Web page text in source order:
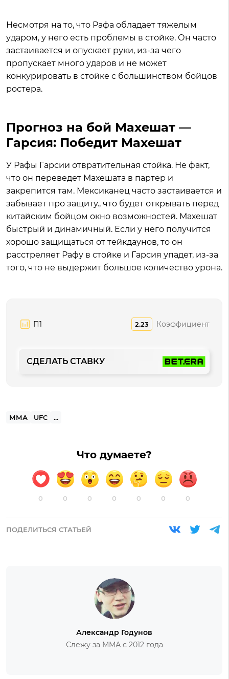
Несмотря на то, что Рафа обладает тяжелым
ударом, у него есть проблемы в стойке. Он часто
застаивается и опускает руки, из-за чего
пропускает много ударов и не может
конкурировать в стойке с большинством бойцов
ростера.
Прогноз на бой Махешат —
Гарсия: Победит Махешат
У Рафы Гарсии отвратительная стойка. Не факт,
что он переведет Махешата в партер и
закрепится там. Мексиканец часто застаивается и
забывает про защиту., что будет открывать перед
китайским бойцом окно возможностей. Махешат
быстрый и динамичный. Если у него получится
хорошо защищаться от тейкдаунов, то он
расстреляет Рафу в стойке и Гарсия упадет, из-за
того, что не выдержит большое количество урона.
П1 2.23 Коэффициент
СДЕЛАТЬ СТАВКУ
ММА UFC ...
Что думаете?
0 0 0 0 0 0 0
ПОДЕЛИТЬСЯ СТАТЬЕЙ
Александр Годунов
Слежу за ММА с 2012 года